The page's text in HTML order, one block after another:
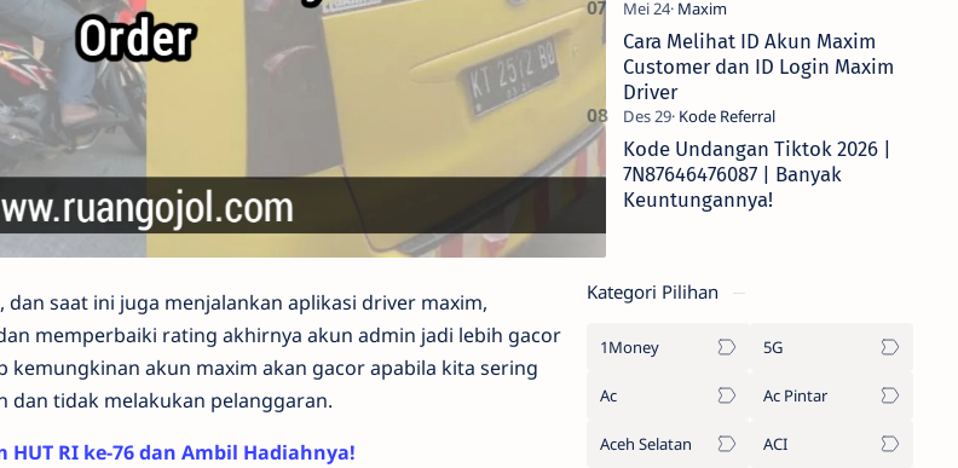
saat ini juga menjalankan aplikasi driver maxim,
memperbaiki rating akhirnya akun admin jadi lebih gacor
kemungkinan akun maxim akan gacor apabila kita sering
dan tidak melakukan pelanggaran.
RI ke-76 dan Ambil Hadiahnya!
Cara Melihat ID Akun Maxim
Customer dan ID Login Maxim
Driver
Kode Undangan Tiktok 2026 |
7N87646476087 | Banyak
Keuntungannya!
Kategori Pilihan
1Money 5G
Ac Ac Pintar
Aceh Selatan ACI